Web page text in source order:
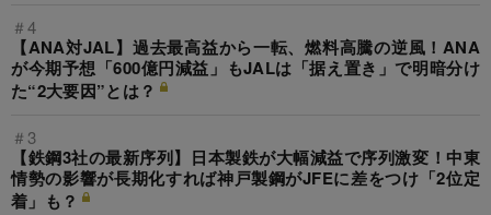
＃4
【ANA対JAL】過去最高益から一転、燃料高騰の逆風！ANA
が今期予想「600億円減益」もJALは「据え置き」で明暗分け
た“2大要因”とは？
＃3
【鉄鋼3社の最新序列】日本製鉄が大幅減益で序列激変！中東
情勢の影響が長期化すれば神戸製鋼がJFEに差をつけ「2位定
着」も？